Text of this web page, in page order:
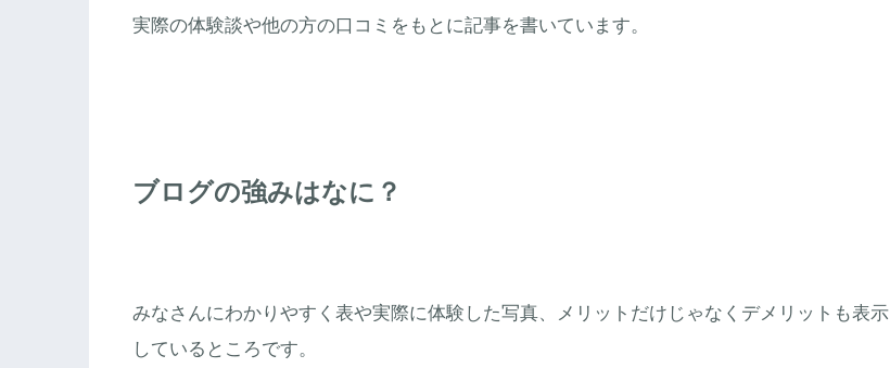
実際の体験談や他の方の口コミをもとに記事を書いています。
ブログの強みはなに？
みなさんにわかりやすく表や実際に体験した写真、メリットだけじゃなくデメリットも表示
しているところです。